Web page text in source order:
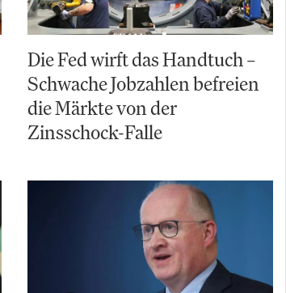
Die Fed wirft das Handtuch –
Schwache Jobzahlen befreien
die Märkte von der
Zinsschock-Falle